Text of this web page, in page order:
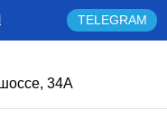
TELEGRAM
34А